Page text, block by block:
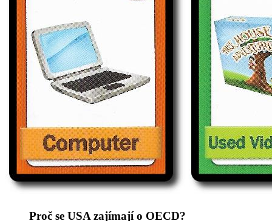
Proč se USA zajímají o OECD?